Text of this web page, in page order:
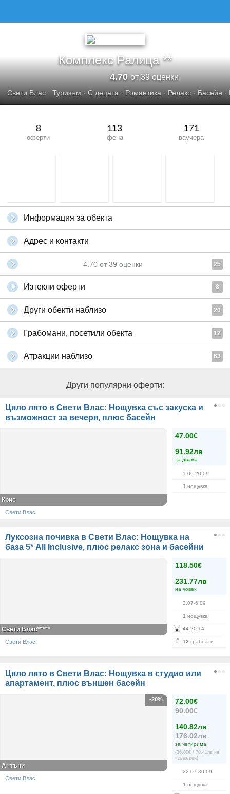
Комплекс Ралица **
4.70от 39 оценки
Свети Влас · Туризъм · С децата · Романтика · Релакс · Басейн ·
8
оферти
113
фена
171
ваучера
Информация за обекта
Адрес и контакти
4.70 от 39 оценки 25
Изтекли оферти 8
Други обекти наблизо 20
Грабомани, посетили обекта 12
Атракции наблизо 63
Други популярни оферти:
Цяло лято в Свети Влас: Нощувка със закуска и
възможност за вечеря, плюс басейн
47.00€
91.92лв
за двама
1.06-20.09
1 нощувка
Крис
Свети Влас
Луксозна почивка в Свети Влас: Нощувка на
база 5* All Inclusive, плюс релакс зона и басейни
118.50€
231.77лв
на човек
3.07-6.09
1 нощувка
44:20:14
12 грабнати
Свети Влас*****
Свети Влас
Цяло лято в Свети Влас: Нощувка в студио или
апартамент, плюс външен басейн
72.00€
90.00€
140.82лв
176.02лв
за четирима
(36.00€ / 70.41лв на
човек/ден)
22.07-30.09
1 нощувка
-20%
Антъни
Свети Влас